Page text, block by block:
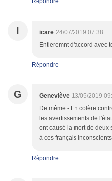
Répondre
I icare 24/07/2019 07:38
Entieremnt d'accord avec
Répondre
G Geneviève 13/05/2019
De même - En colère
les avertissements de
ont causé la mort de deux
à ces français
Répondre